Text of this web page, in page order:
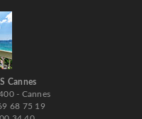
Cannes
- Cannes
68 75 19